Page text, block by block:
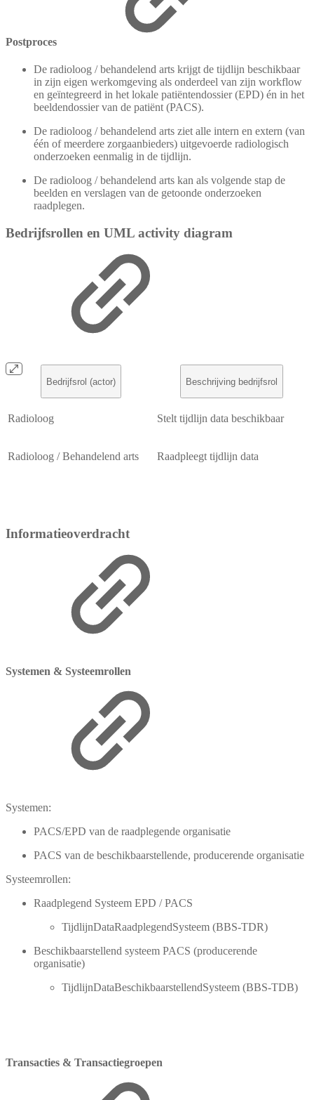
Postproces
De radioloog / behandelend arts krijgt de tijdlijn beschikbaar
in zijn eigen werkomgeving als onderdeel van zijn workflow
en geïntegreerd in het lokale patiëntendossier (EPD) én in het
beeldendossier van de patiënt (PACS).
De radioloog / behandelend arts ziet alle intern en extern (van
één of meerdere zorgaanbieders) uitgevoerde radiologisch
onderzoeken eenmalig in de tijdlijn.
De radioloog / behandelend arts kan als volgende stap de
beelden en verslagen van de getoonde onderzoeken
raadplegen.
Bedrijfsrollen en UML activity diagram
Bedrijfsrol (actor) Beschrijving bedrijfsrol
Radioloog Stelt tijdlijn data beschikbaar
Radioloog / Behandelend arts Raadpleegt tijdlijn data
Informatieoverdracht
Systemen & Systeemrollen
Systemen:
PACS/EPD van de raadplegende organisatie
PACS van de beschikbaarstellende, producerende organisatie
Systeemrollen:
Raadplegend Systeem EPD / PACS
TijdlijnDataRaadplegendSysteem (BBS-TDR)
Beschikbaarstellend systeem PACS (producerende
organisatie)
TijdlijnDataBeschikbaarstellendSysteem (BBS-TDB)
Transacties & Transactiegroepen